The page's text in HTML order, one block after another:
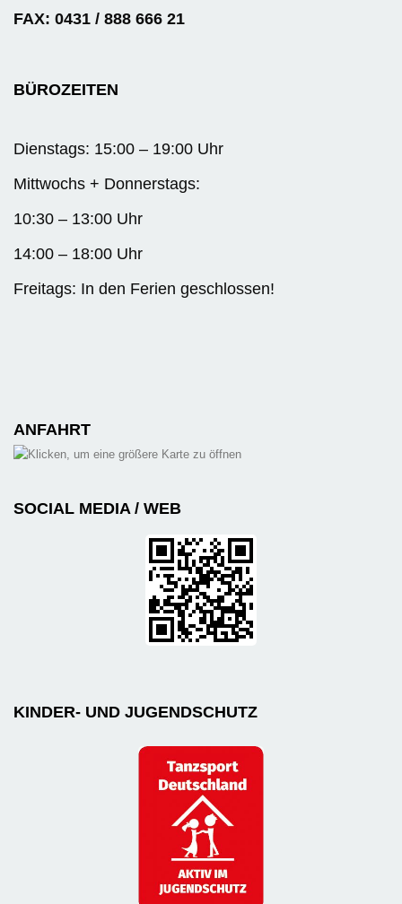
FAX: 0431 / 888 666 21
BÜROZEITEN
Dienstags: 15:00 – 19:00 Uhr
Mittwochs + Donnerstags:
10:30 – 13:00 Uhr
14:00 – 18:00 Uhr
Freitags: In den Ferien geschlossen!
ANFAHRT
SOCIAL MEDIA / WEB
KINDER- UND JUGENDSCHUTZ